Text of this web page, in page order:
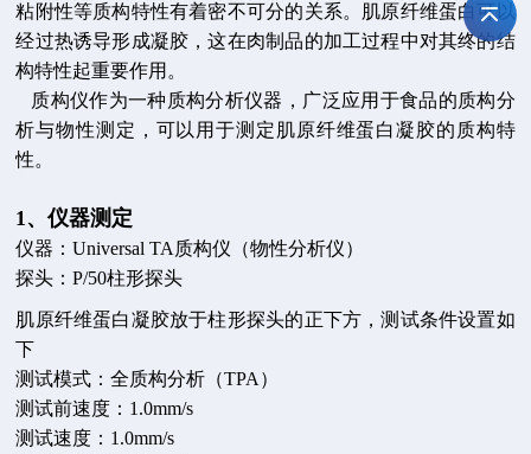
粘附性等质构特性有着密不可分的关系。肌原纤维蛋白可以
经过热诱导形成凝胶，这在肉制品的加工过程中对其终的结
构特性起重要作用。
质构仪作为一种质构分析仪器，广泛应用于食品的质构分
析与物性测定，可以用于测定肌原纤维蛋白凝胶的质构特
性。
1、仪器测定
仪器：Universal TA质构仪（物性分析仪）
探头：P/50柱形探头
肌原纤维蛋白凝胶放于柱形探头的正下方，测试条件设置如
下
测试模式：全质构分析（TPA）
测试前速度：1.0mm/s
测试速度：1.0mm/s